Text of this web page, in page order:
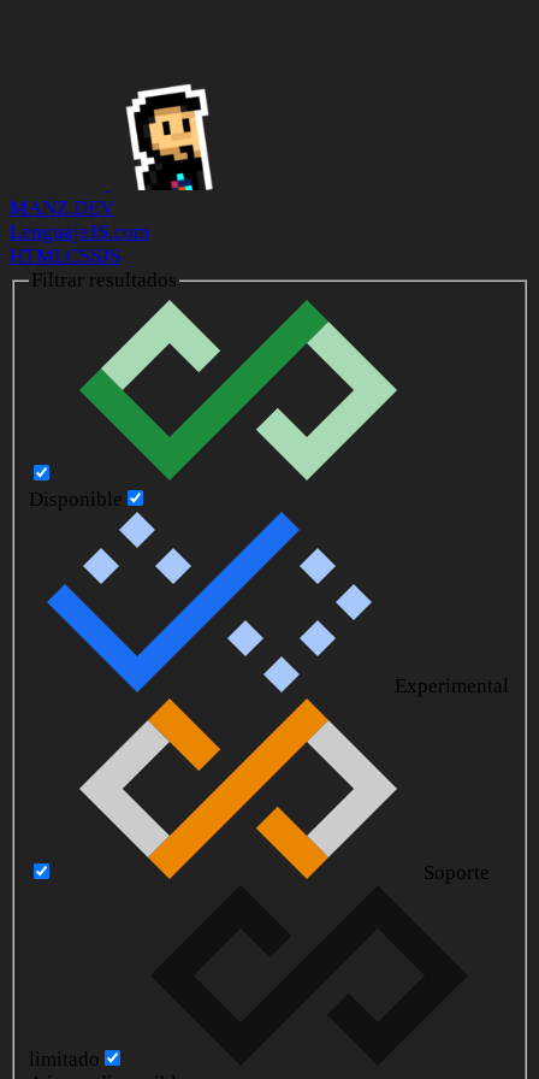
MANZ.DEV
LenguajeJS.com
HTMLCSSJS
Filtrar resultados
Disponible
Experimental
Soporte
limitado